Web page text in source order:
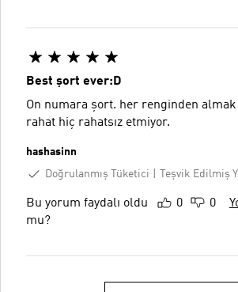
Best şort ever:D
On numara şort. her renginden almak
rahat hiç rahatsız etmiyor.
hashasinn
Doğrulanmış Tüketici
Teşvik Edilmiş
Bu yorum faydalı oldu
mu?
0 0